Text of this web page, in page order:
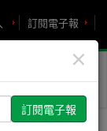
訂閱電子報
Toggle
×